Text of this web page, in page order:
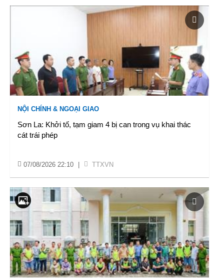
NỘI CHÍNH & NGOẠI GIAO
Sơn La: Khởi tố, tạm giam 4 bị can trong vụ khai thác
cát trái phép
07/08/2026 22:10 TTXVN